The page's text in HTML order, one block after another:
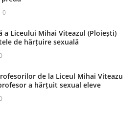
0
a Liceului Mihai Viteazul (Ploiești)
de hărțuire sexuală
de la Liceul Mihai Viteazu
a hărțuit sexual eleve